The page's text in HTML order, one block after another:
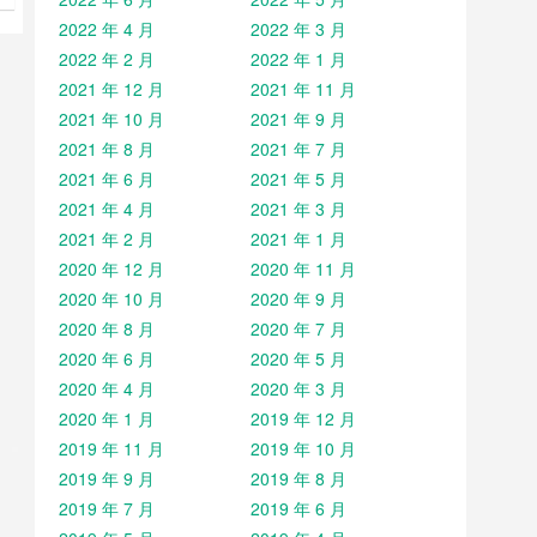
2022 年 4 月
2022 年 3 月
2022 年 2 月
2022 年 1 月
2021 年 12 月
2021 年 11 月
2021 年 10 月
2021 年 9 月
2021 年 8 月
2021 年 7 月
2021 年 6 月
2021 年 5 月
2021 年 4 月
2021 年 3 月
2021 年 2 月
2021 年 1 月
2020 年 12 月
2020 年 11 月
2020 年 10 月
2020 年 9 月
2020 年 8 月
2020 年 7 月
2020 年 6 月
2020 年 5 月
2020 年 4 月
2020 年 3 月
2020 年 1 月
2019 年 12 月
2019 年 11 月
2019 年 10 月
2019 年 9 月
2019 年 8 月
2019 年 7 月
2019 年 6 月